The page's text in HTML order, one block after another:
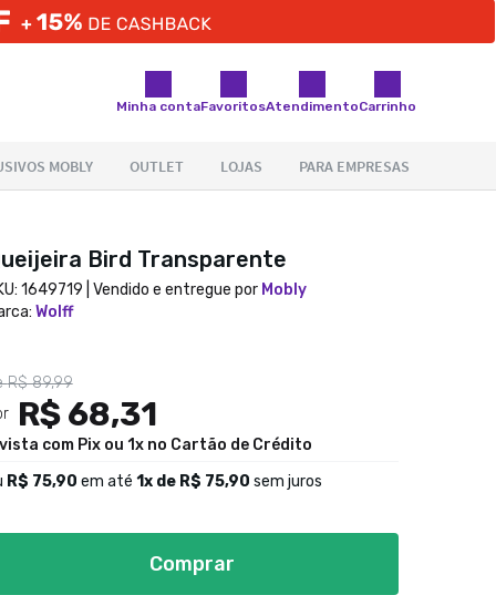
Minha contaFavoritosAtendimentoCarrinho
Bird Transparente
1649719 | Vendido e entregue por Mobly
: Wolff
R$ 89,99
R$ 68,31
com Pix ou 1x no Cartão de Crédito
R$ 75,90 em até 1x de R$ 75,90 sem juros
Comprar